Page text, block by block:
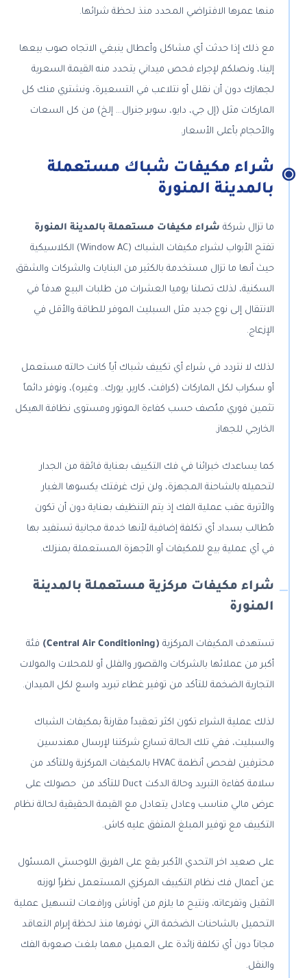
منها عمرها الافتراضي المحدد منذ لحظة شرائها.
مع ذلك إذا حدثت أي مشاكل وأعطال ينبغي الاتجاه صوب بيعها
إلينا، ونصلكم لإجراء فحص ميداني يتحدد منه القيمة السعرية
لجهازك دون أن نقلل أو نتلاعب في التسعيرة، ونشتري منك كل
الماركات مثل (إل جي، دايو، سوبر جنرال… إلخ) من كل السعات
والأحجام بأعلى الأسعار.
شراء مكيفات شباك مستعملة
بالمدينة المنورة
ما تزال شركة شراء مكيفات مستعملة بالمدينة المنورة
تفتح الأبواب لشراء مكيفات الشباك (Window AC) الكلاسيكية
حيث أنها ما تزال مستخدمة بالكثير من البنايات والشركات والشقق
السكنية، لذلك تصلنا يوميا العشرات من طلبات البيع هدفاً في
الانتقال إلى نوع جديد مثل السبليت الموفر للطاقة والأقل في
الإزعاج.
لذلك لا نتردد في شراء أي تكييف شباك أياً كانت حالته مستعمل
أو سكراب لكل الماركات (كرافت، كارير، يورك.. وغيره)، ونوفر دائماً
تثمين فوري منُصف حسب كفاءة الموتور ومستوى نظافة الهيكل
الخارجي للجهاز.
كما يساعدك خبرائنا في فك التكييف بعناية فائقة من الجدار
لتحميله بالشاحنة المجهزة، ولن ترك غرفتك يكسوها الغبار
والأتربة عقب عملية الفك إذ يتم التنظيف بعناية دون أن تكون
مُطالب بسداد أي تكلفة إضافية لأنها خدمة مجانية تستفيد بها
في أي عملية بيع للمكيفات أو الأجهزة المستعملة بمنزلك.
شراء مكيفات مركزية مستعملة بالمدينة
المنورة
تستهدف المكيفات المركزية (
Central Air Conditioning
) فئة
أكبر من عملائها بالشركات والقصور والفلل أو للمحلات والمولات
التجارية الضخمة للتأكد من توفير غطاء تبريد واسع لكل الميدان.
لذلك عملية الشراء تكون اكثر تعقيداً مقارنةً بمكيفات الشباك
والسبليت، ففي تلك الحالة تسارع شركتنا لإرسال مهندسين
محترفين لفحص أنظمة HVAC بالمكيفات المركزية وللتأكد من
سلامة كفاءة التبريد وحالة الدكت Duct للتأكد من حصولك على
عرض مالي مناسب وعادل يتعادل مع القيمة الحقيقية لحالة نظام
التكييف مع توفير المبلغ المتفق عليه كاش.
على صعيد اخر التحدي الأكبر يقع على الفريق اللوجستي المسئول
عن أعمال فك نظام التكييف المركزي المستعمل نظراً لوزنه
الثقيل وتفرعاته، ونتيح ما يلزم من أوناش ورافعات لتسهيل عملية
التحميل بالشاحنات الضخمة التي نوفرها منذ لحظة إبرام التعاقد
مجاناً دون أي تكلفة زائدة على العميل مهما بلغت صعوبة الفك
والنقل.